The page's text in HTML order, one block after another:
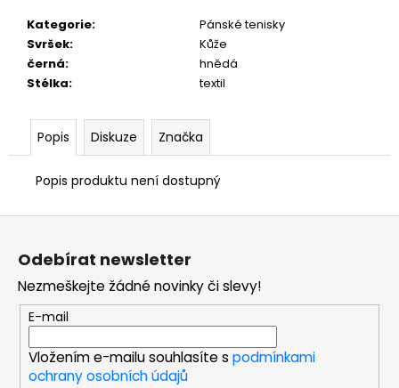
Kategorie:
Pánské tenisky
Svršek:
Kůže
černá:
hnědá
Stélka: textil
Popis Diskuze Značka
Popis produktu není dostupný
DÁMSKÉ
PANTOFLE
PETER
ITACA
BEIGE
2
690
Kč
Z
Odebírat newsletter
Nezmeškejte žádné novinky či slevy!
E-mail
Vložením e-mailu souhlasíte s podmínkami
ochrany osobních údajů